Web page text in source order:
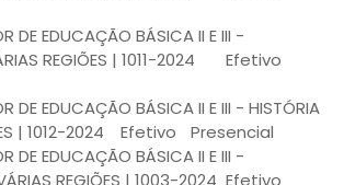
DE EDUCAÇÃO BÁSICA II E III -
REGIÕES | 1011-2024
Efetivo
DE EDUCAÇÃO BÁSICA II E III - HISTÓRIA
| 1012-2024
Efetivo
Presencial
DE EDUCAÇÃO BÁSICA II E III -
REGIÕES | 1003-2024 Efetivo